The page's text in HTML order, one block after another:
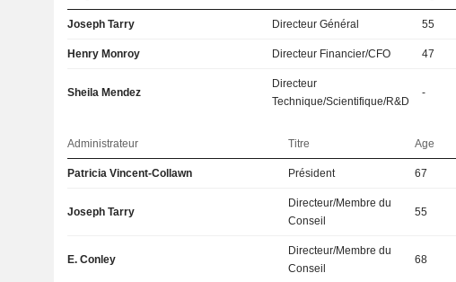
Joseph Tarry Directeur Général 55
Henry Monroy Directeur Financier/CFO 47
Sheila Mendez
Directeur
Technique/Scientifique/R&D
-
Administrateur Titre Age
Patricia Vincent-Collawn Président 67
Joseph Tarry
Directeur/Membre du
Conseil
55
E. Conley
Directeur/Membre du
Conseil
68